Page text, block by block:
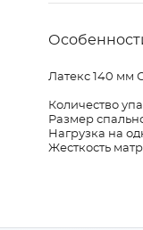
Латекс 140 мм
Количество
Размер
Нагрузка на
Жесткость